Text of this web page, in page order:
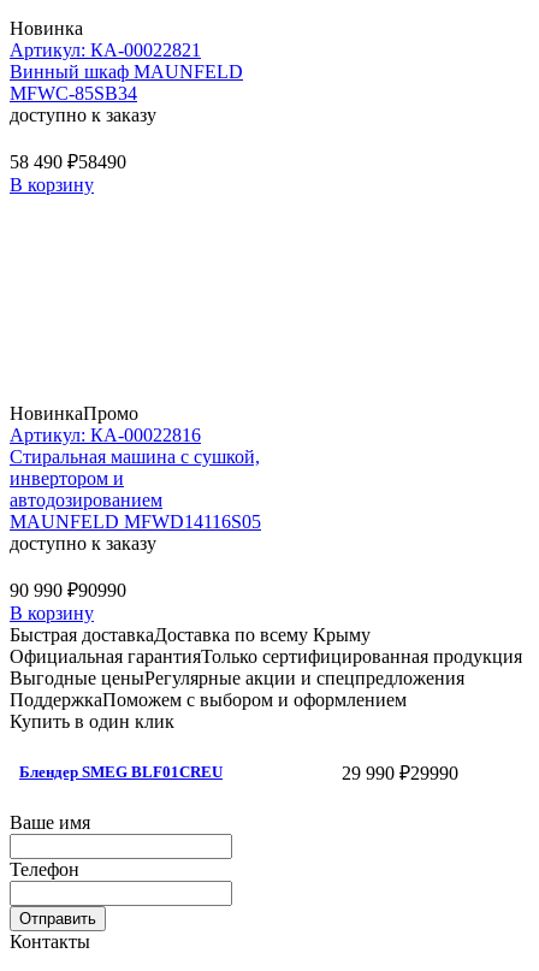
Новинка
Артикул: КА-00022821
Винный шкаф MAUNFELD
MFWC-85SB34
доступно к заказу
58 490 ₽58490
В корзину
НовинкаПромо
Артикул: КА-00022816
Стиральная машина c сушкой,
инвертором и
автодозированием
MAUNFELD MFWD14116S05
доступно к заказу
90 990 ₽90990
В корзину
Быстрая доставкаДоставка по всему Крыму
Официальная гарантияТолько сертифицированная продукция
Выгодные ценыРегулярные акции и спецпредложения
ПоддержкаПоможем с выбором и оформлением
Купить в один клик
Блендер SMEG BLF01CREU 29 990 ₽29990
Ваше имя
Телефон
Отправить
Контакты